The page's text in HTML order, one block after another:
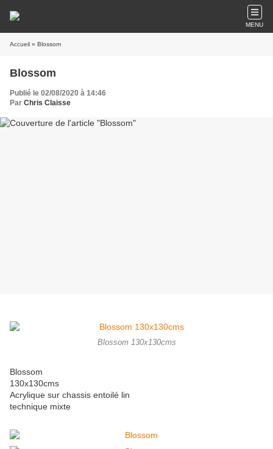
MENU
Accueil » Blossom
Blossom
Publié le 02/08/2020 à 14:46
Par Chris Claisse
Blossom 130x130cms
Blossom
130x130cms
Acrylique sur chassis entoilé lin
technique mixte